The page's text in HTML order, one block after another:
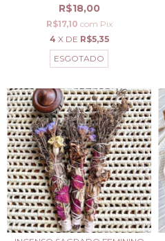
R$18,00
R$17,10 com Pix
4 X DE R$5,35
ESGOTADO